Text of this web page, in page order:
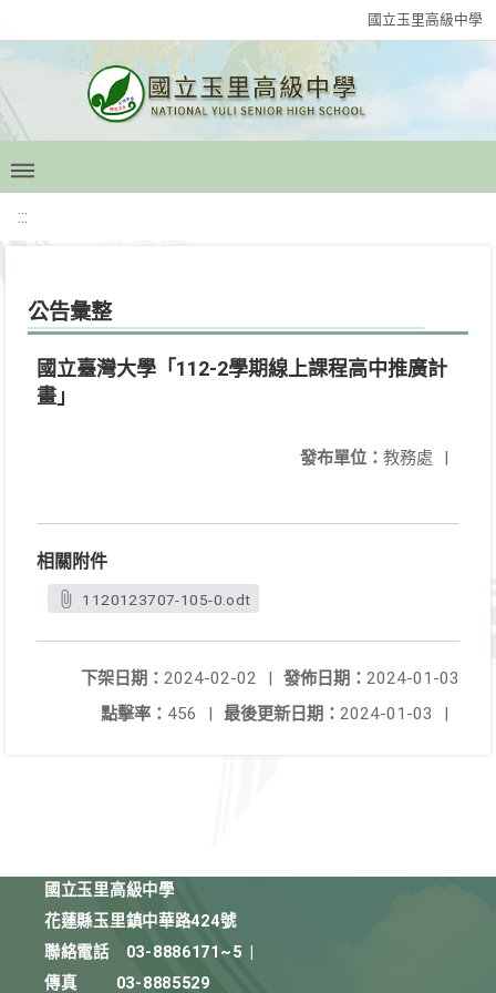
國立玉里高級中學
:::
公告彙整
國立臺灣大學「112-2學期線上課程高中推廣計
畫」
發布單位： 教務處 |
相關附件
1120123707-105-0.odt
發佈日期： 2024-01-03
下架日期： 2024-02-02
|
最後更新日期： 2024-01-03 |
點擊率： 456 |
國立玉里高級中學
花蓮縣玉里鎮中華路424號
聯絡電話
03-8886171~5
傳真
03-8885529